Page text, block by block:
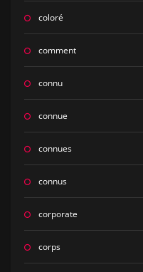
coloré
comment
connu
connue
connues
connus
corporate
corps